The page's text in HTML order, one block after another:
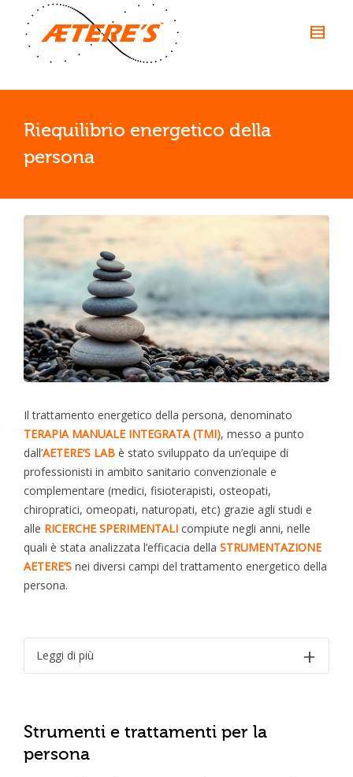
Riequilibrio energetico della
persona
Il trattamento energetico della persona, denominato
TERAPIA MANUALE INTEGRATA (TMI), messo a punto
dall’AETERE’S LAB è stato sviluppato da un’equipe di
professionisti in ambito sanitario convenzionale e
complementare (medici, fisioterapisti, osteopati,
chiropratici, omeopati, naturopati, etc) grazie agli studi e
alle RICERCHE SPERIMENTALI compiute negli anni, nelle
quali è stata analizzata l’efficacia della STRUMENTAZIONE
AETERE’S nei diversi campi del trattamento energetico della
persona.
Leggi di più
Strumenti e trattamenti per la
persona